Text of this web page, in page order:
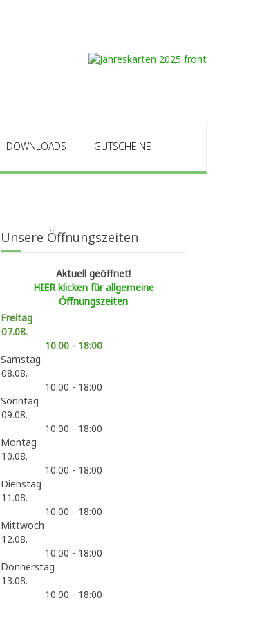
DOWNLOADS GUTSCHEINE
Unsere Öffnungszeiten
Aktuell geöffnet!
HIER klicken für allgemeine
Öffnungszeiten
Freitag
07.08.
10:00 - 18:00
Samstag
08.08.
10:00 - 18:00
Sonntag
09.08.
10:00 - 18:00
Montag
10.08.
10:00 - 18:00
Dienstag
11.08.
10:00 - 18:00
Mittwoch
12.08.
10:00 - 18:00
Donnerstag
13.08.
10:00 - 18:00